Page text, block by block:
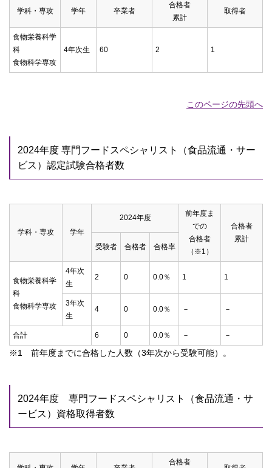
学科・専攻 学年 卒業者
合格者
累計
取得者
食物栄養科学
科
食物科学専攻
4年次生 60 2 1
このページの先頭へ
2024年度 専門フードスペシャリスト（食品流通・サー
ビス）認定試験合格者数
※1 前年度までに合格した人数（3年次から受験可能）。
学科・専攻 学年
2024年度
前年度ま
での
合格者
（※1）
合格者
累計
受験者
合格者 合格率
食物栄養科学
科
食物科学専攻
4年次
生
2 0 0.0％ 1 1
3年次
生
4 0 0.0％ － －
合計 6 0 0.0％ － －
2024年度 専門フードスペシャリスト（食品流通・サ
ービス）資格取得者数
合格者